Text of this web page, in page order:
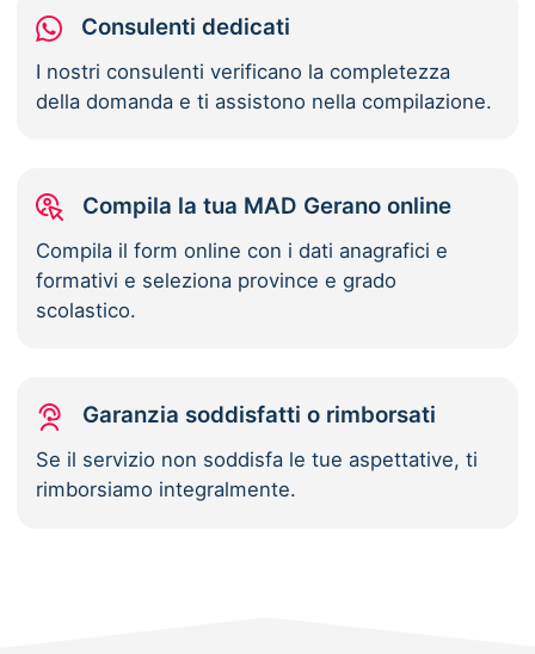
Consulenti dedicati
I nostri consulenti verificano la completezza
della domanda e ti assistono nella compilazione.
Compila la tua MAD Gerano online
Compila il form online con i dati anagrafici e
formativi e seleziona province e grado
scolastico.
Garanzia soddisfatti o rimborsati
Se il servizio non soddisfa le tue aspettative, ti
rimborsiamo integralmente.